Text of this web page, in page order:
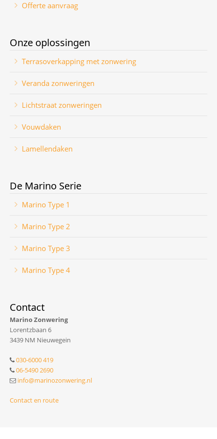
Offerte aanvraag
Onze oplossingen
Terrasoverkapping met zonwering
Veranda zonweringen
Lichtstraat zonweringen
Vouwdaken
Lamellendaken
De Marino Serie
Marino Type 1
Marino Type 2
Marino Type 3
Marino Type 4
Contact
Marino Zonwering
Lorentzbaan 6
3439 NM Nieuwegein
030-6000 419
06-5490 2690
info@marinozonwering.nl
Contact en route